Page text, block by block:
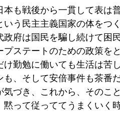
本も戦後から一貫して表は
いう民主主義国家の体をつ
政府は国民を騙し続けて困
プステートのための政策を
け勤勉に働いても生活は苦
も、そして安倍事件も茶番
気づき、これから、そのこ
黙って従っててうまくいく